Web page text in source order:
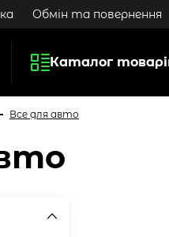
Обмін та повернення
Каталог
Все для авто